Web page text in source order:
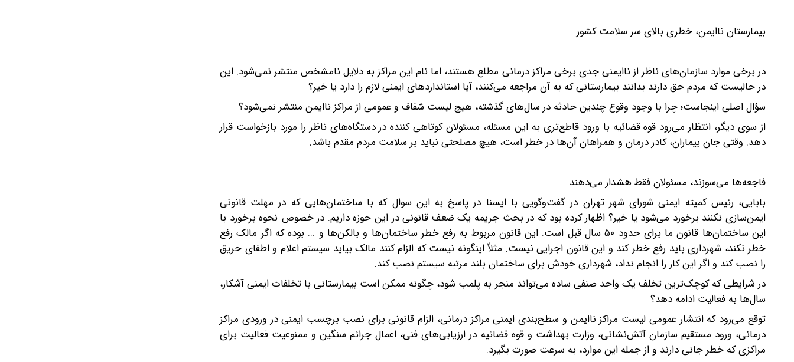
بیمارستان ناایمن، خطری بالای سر سلامت کشور
در برخی موارد سازمان‌های ناظر از ناایمنی جدی برخی مراکز درمانی مطلع هستند، اما نام این مراکز به دلایل نامشخص منتشر نمی‌شود. این
در حالیست که مردم حق دارند بدانند بیمارستانی که به آن مراجعه می‌کنند، آیا استانداردهای ایمنی لازم را دارد یا خیر؟
سؤال اصلی اینجاست؛ چرا با وجود وقوع چندین حادثه در سال‌های گذشته، هیچ لیست شفاف و عمومی‌ از مراکز ناایمن منتشر نمی‌شود؟
از سوی دیگر، انتظار می‌رود قوه قضائیه با ورود قاطع‌تری به این مسئله، مسئولان کوتاهی کننده در دستگاه‌های ناظر را مورد بازخواست قرار
دهد. وقتی جان بیماران، کادر درمان و همراهان آن‌ها در خطر است، هیچ مصلحتی نباید بر سلامت مردم مقدم باشد.
فاجعه‌ها می‌سوزند، مسئولان فقط هشدار می‌دهند
بابایی، رئیس کمیته ایمنی شورای شهر تهران در گفت‌وگویی با ایسنا در پاسخ به این سوال که با ساختمان‌هایی که در مهلت قانونی
ایمن‌سازی نکنند برخورد می‌شود یا خیر؟ اظهار کرده بود که در بحث جریمه یک ضعف قانونی در این حوزه داریم. در خصوص نحوه برخورد با
این ساختمان‌ها قانون ما برای حدود ۵۰ سال قبل است. این قانون مربوط به رفع خطر ساختمان‌ها و بالکن‌ها و ... بوده که اگر مالک رفع
خطر نکند، شهرداری باید رفع خطر کند و این قانون اجرایی نیست. مثلاً اینگونه نیست که الزام کنند مالک بیاید سیستم اعلام و اطفای حریق
را نصب کند و اگر این کار را انجام نداد، شهرداری خودش برای ساختمان بلند مرتبه سیستم نصب کند.
در شرایطی که کوچک‌ترین تخلف یک واحد صنفی ساده می‌تواند منجر به پلمب شود، چگونه ممکن است بیمارستانی با تخلفات ایمنی آشکار،
سال‌ها به فعالیت ادامه دهد؟
توقع می‌رود که انتشار عمومی لیست مراکز ناایمن و سطح‌بندی ایمنی مراکز درمانی، الزام قانونی برای نصب برچسب ایمنی در ورودی مراکز
درمانی، ورود مستقیم سازمان آتش‌نشانی، وزارت بهداشت و قوه قضائیه در ارزیابی‌های فنی، اعمال جرائم سنگین و ممنوعیت فعالیت برای
مراکزی که خطر جانی دارند و از جمله این موارد، به سرعت صورت بگیرد.